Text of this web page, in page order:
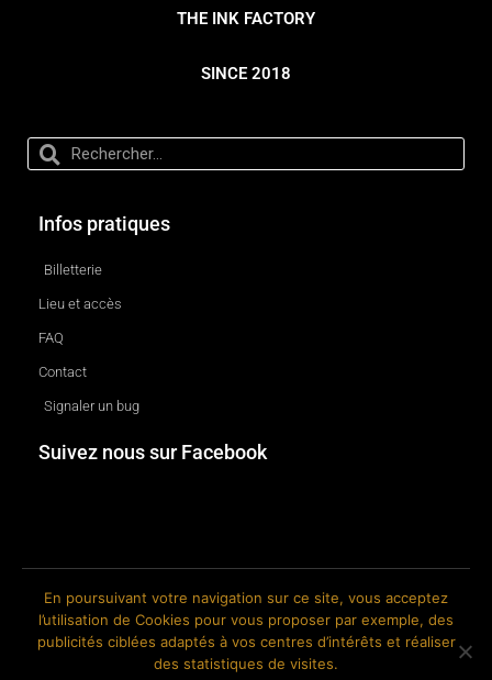
THE INK FACTORY
SINCE 2018
Infos pratiques
Billetterie
Lieu et accès
FAQ
Contact
Signaler un bug
Suivez nous sur Facebook
© 2018-2026 The Ink Factory. Site web réalisé par Roland CAUVIN.
En poursuivant votre navigation sur ce site, vous acceptez
l’utilisation de Cookies pour vous proposer par exemple, des
publicités ciblées adaptés à vos centres d’intérêts et réaliser
des statistiques de visites.